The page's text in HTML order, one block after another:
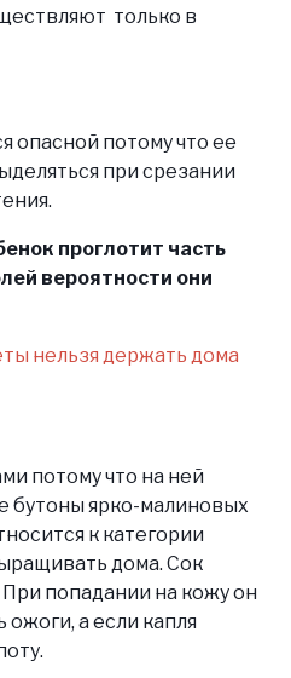
только в
опасной потому что ее
при срезании
проглотит часть
вероятности они
потому что на ней
бутоны ярко-малиновых
к категории
дома. Сок
При попадании на кожу он
а если капля